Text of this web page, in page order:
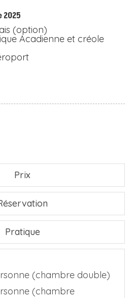
2025
(option)
Acadienne et créole
Prix
Pratique
(chambre double)
(chambre